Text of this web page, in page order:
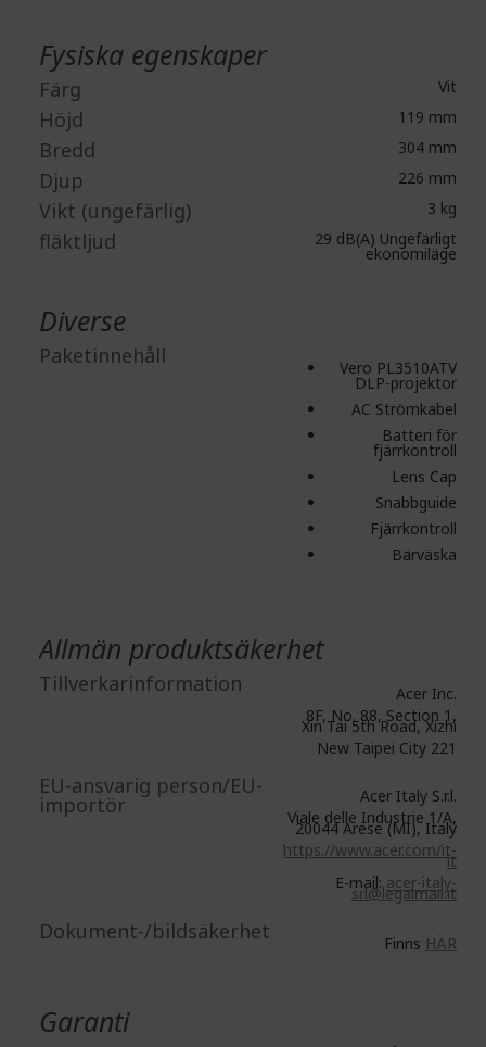
Fysiska egenskaper
Färg Vit
Höjd 119 mm
Bredd 304 mm
Djup 226 mm
Vikt (ungefärlig) 3 kg
fläktljud 29 dB(A) Ungefärligt
ekonomiläge
Diverse
Paketinnehåll Vero PL3510ATV
DLP-projektor
AC Strömkabel
Batteri för
fjärrkontroll
Lens Cap
Snabbguide
Fjärrkontroll
Bärväska
Allmän produktsäkerhet
Tillverkarinformation
Acer Inc.
8F, No. 88, Section 1,
Xin Tai 5th Road, Xizhi
New Taipei City 221
EU-ansvarig person/EU-
importör
Acer Italy S.r.l.
Viale delle Industrie 1/A,
20044 Arese (MI), Italy
https://www.acer.com/it-
it
E-mail:acer-italy-
srl@legalmail.it
Dokument-/bildsäkerhet Finns HÄR
Garanti